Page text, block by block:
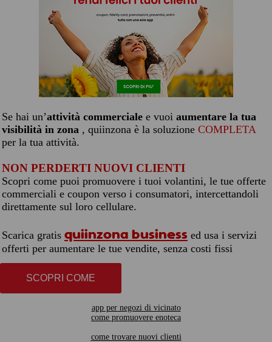
Se hai un’attività commerciale e vuoi aumentare la tua
visibilità in zona , quiinzona è la soluzione COMPLETA
per la tua attività.
NON PERDERTI NUOVI CLIENTI
Scopri come puoi promuovere i tuoi volantini, le tue offerte
commerciali e coupon verso i consumatori, intercettandoli
direttamente sul loro cellulare.
Scarica gratis quiinzona business ed usa i servizi
offerti per aumentare le tue vendite, senza costi fissi
SCOPRI COME
app per negozi di vicinato
come promuovere enoteca
come trovare nuovi clienti